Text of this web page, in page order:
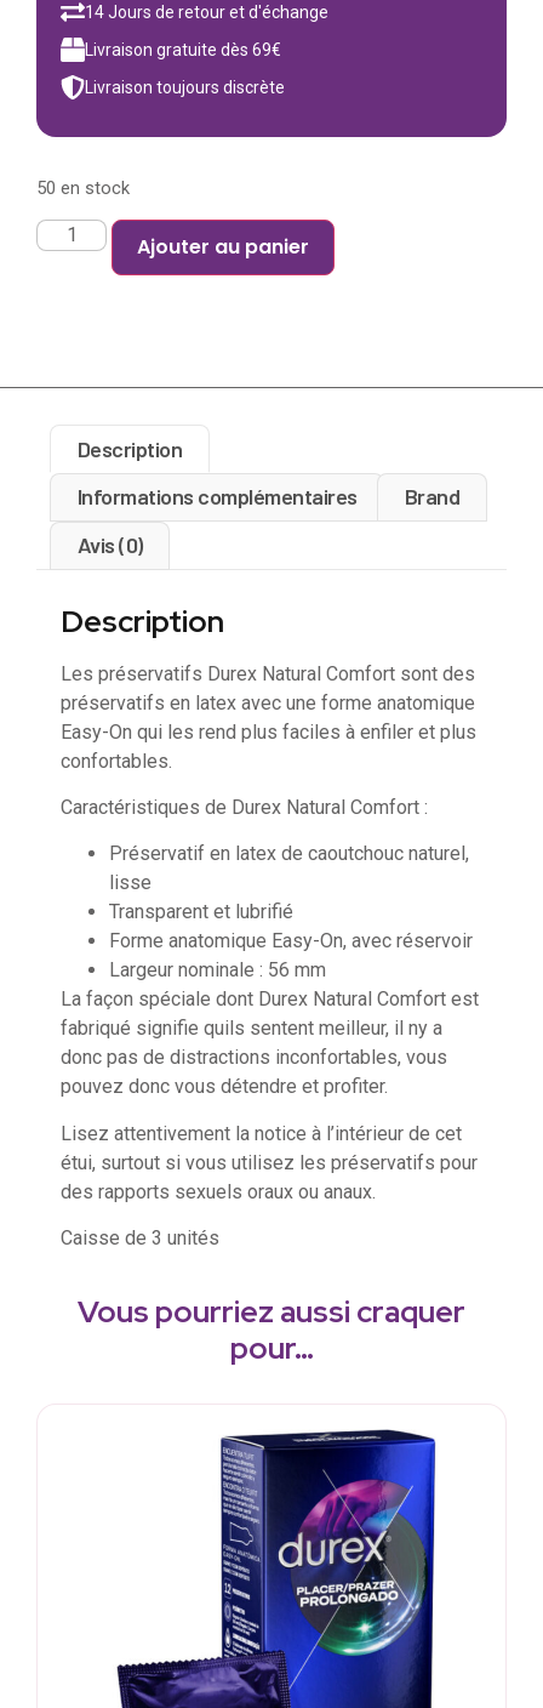
14 Jours de retour et d'échange
Livraison gratuite dès 69€
Livraison toujours discrète
50 en stock
Ajouter au panier
Description
Informations complémentaires
Brand
Avis (0)
Description
Les préservatifs Durex Natural Comfort sont des
préservatifs en latex avec une forme anatomique
Easy-On qui les rend plus faciles à enfiler et plus
confortables.
Caractéristiques de Durex Natural Comfort :
Préservatif en latex de caoutchouc naturel,
lisse
Transparent et lubrifié
Forme anatomique Easy-On, avec réservoir
Largeur nominale : 56 mm
La façon spéciale dont Durex Natural Comfort est
fabriqué signifie quils sentent meilleur, il ny a
donc pas de distractions inconfortables, vous
pouvez donc vous détendre et profiter.
Lisez attentivement la notice à l’intérieur de cet
étui, surtout si vous utilisez les préservatifs pour
des rapports sexuels oraux ou anaux.
Caisse de 3 unités
Vous pourriez aussi craquer
pour…